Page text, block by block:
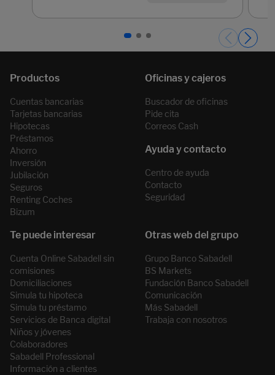
Cuentas bancarias
Tarjetas bancarias
Hipotecas
Préstamos
Ahorro
Inversión
Jubilación
Seguros
Renting Coches
Bizum
Buscador de oficinas
Pide cita
Correos Cash
Centro de ayuda
Contacto
Seguridad
Cuenta Online Sabadell sin
comisiones
Domiciliaciones
Simula tu hipoteca
Simula tu préstamo
Servicios de Banca digital
Niños y jóvenes
Colaboradores
Sabadell Professional
Información a clientes
Grupo Banco Sabadell
BS Markets
Fundación Banco Sabadell
Comunicación
Más Sabadell
Trabaja con nosotros